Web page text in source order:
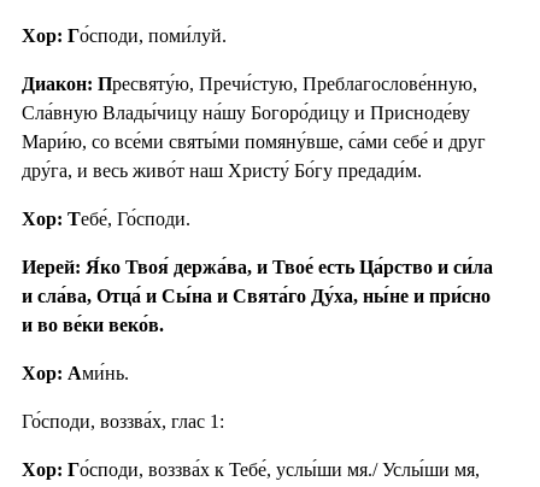
Хор: Го́споди, поми́луй.
Диакон: Пресвяту́ю, Пречи́стую, Преблагослове́нную,
Сла́вную Влады́чицу на́шу Богоро́дицу и Присноде́ву
Мари́ю, со все́ми святы́ми помяну́вше, са́ми себе́ и друг
дру́га, и весь живо́т наш Христу́ Бо́гу предади́м.
Хор: Тебе́, Го́споди.
Иерей: Я́ко Твоя́ держа́ва, и Твое́ есть Ца́рство и си́ла
и сла́ва, Отца́ и Сы́на и Свята́го Ду́ха, ны́не и при́сно
и во ве́ки веко́в.
Хор: Ами́нь.
Го́споди, воззва́х, глас 1:
Хор: Го́споди, воззва́х к Тебе́, услы́ши мя./ Услы́ши мя,